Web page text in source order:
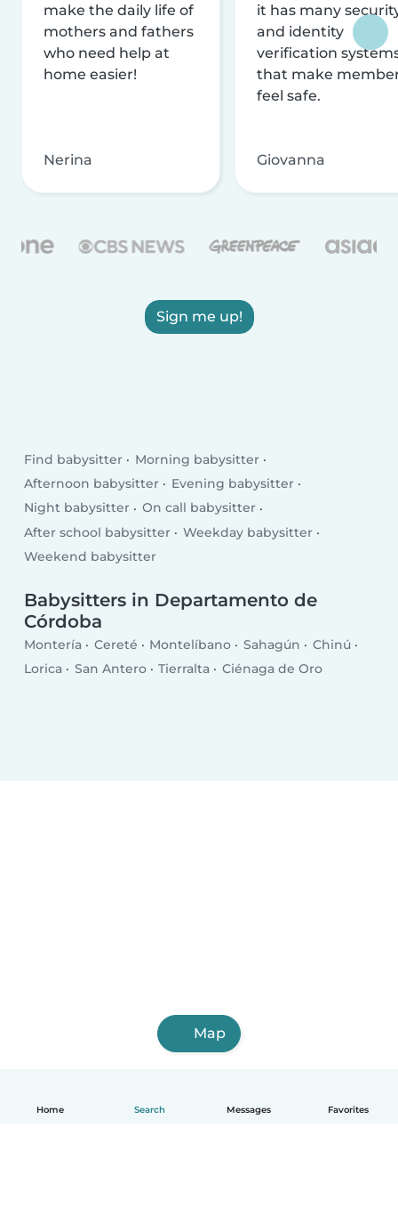
Home Search Messages Favorites
make the daily life of
mothers and fathers
who need help at
home easier!
Nerina
it has many
and identity
verification
that make
feel safe.
Giovanna
Sign me up!
Find babysitter
Morning babysitter
Afternoon babysitter
Evening babysitter
Night babysitter
On call babysitter
After school babysitter
Weekday babysitter
Weekend babysitter
Babysitters in Departamento de
Córdoba
Montería Cereté Montelíbano Sahagún
Chinú
Lorica
San Antero Tierralta Ciénaga de Oro
Map